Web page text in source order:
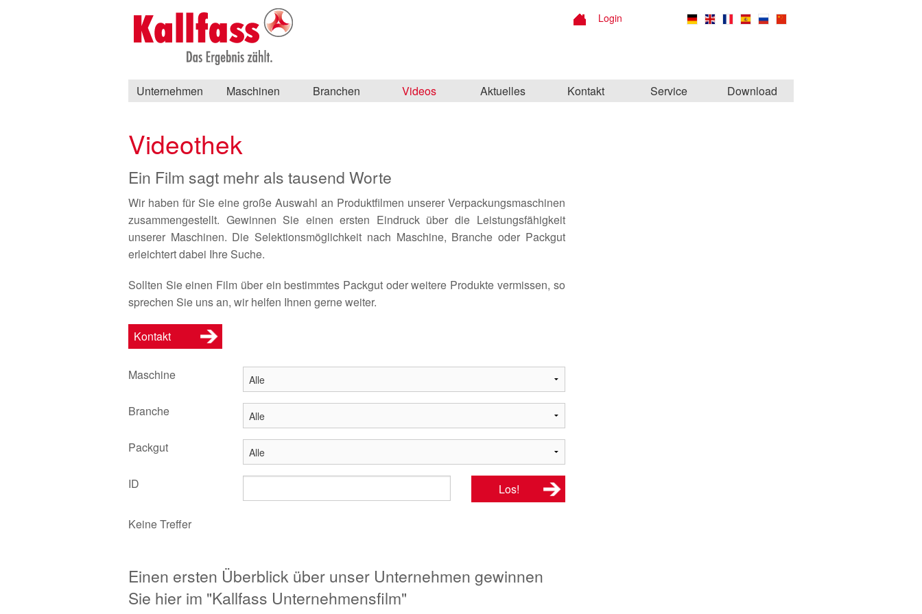
Login
Unternehmen Maschinen Branchen Videos Aktuelles Kontakt Service Download
Videothek
Ein Film sagt mehr als tausend Worte
Wir haben für Sie eine große Auswahl an Produktfilmen unserer Verpackungsmaschinen
zusammengestellt. Gewinnen Sie einen ersten Eindruck über die Leistungsfähigkeit
unserer Maschinen. Die Selektionsmöglichkeit nach Maschine, Branche oder Packgut
erleichtert dabei Ihre Suche.
Sollten Sie einen Film über ein bestimmtes Packgut oder weitere Produkte vermissen, so
sprechen Sie uns an, wir helfen Ihnen gerne weiter.
Kontakt
Maschine
Branche
Packgut
ID
Keine Treffer
Einen ersten Überblick über unser Unternehmen gewinnen
Sie hier im "Kallfass Unternehmensfilm"